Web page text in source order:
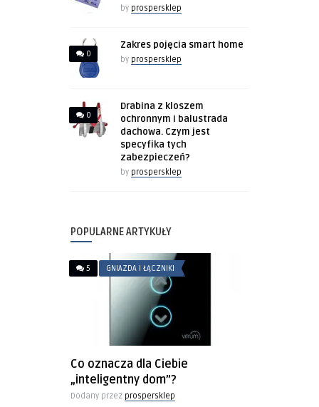
by prospersklep
0
Zakres pojęcia smart home
by prospersklep
0
Drabina z kloszem
ochronnym i balustrada
dachowa. Czym jest
specyfika tych
zabezpieczeń?
by prospersklep
POPULARNE ARTYKUŁY
5 GNIAZDA I ŁĄCZNIKI
Co oznacza dla Ciebie
„inteligentny dom”?
Dodany przez prospersklep